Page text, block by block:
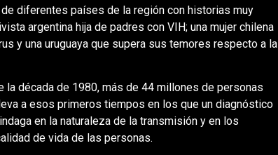
diferentes países de la región con historias muy
argentina hija de padres con VIH; una mujer chilena
y una uruguaya que supera sus temores respecto a la
década de 1980, más de 44 millones de personas
a esos primeros tiempos en los que un diagnóstico
en la naturaleza de la transmisión y en los
de vida de las personas.